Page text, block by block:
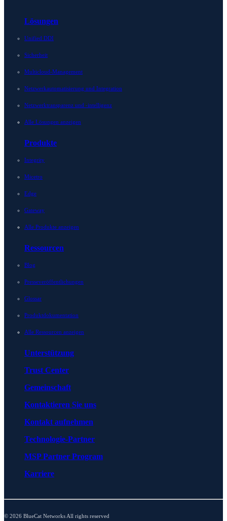
Lösungen
Unified DDI
Sicherheit
Multicloud-Management
Netzwerkautomatisierung und Integration
Netzwerktransparenz und -intelligenz
Alle Lösungen anzeigen
Produkte
Integrity
Micetro
Edge
Gateway
Alle Produkte anzeigen
Ressourcen
Blog
Presseveröffentlichungen
Glossar
Produktdokumentation
Alle Ressourcen anzeigen
Unterstützung
Trust Center
Gemeinschaft
Kontaktieren Sie uns
Kontakt aufnehmen
Technologie-Partner
MSP Partner Program
Karriere
© 2026 BlueCat Networks All rights reserved